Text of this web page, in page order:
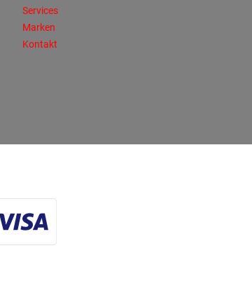
Services
Marken
Kontakt